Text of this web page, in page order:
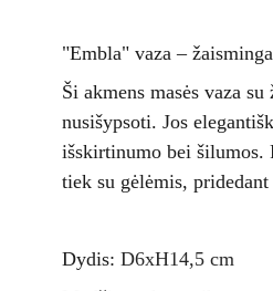
"Embla" vaza –
Ši akmens masės vaza
nusišypsoti. Jos
išskirtinumo bei šilumos.
tiek su gėlėmis,
Dydis: D6xH14,5 cm